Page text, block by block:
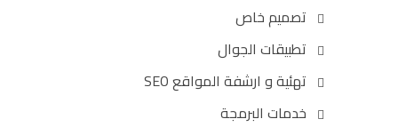
تصميم خاص
تطبيقات الجوال
تهئية و ارشفة المواقع SEO
خدمات البرمجة